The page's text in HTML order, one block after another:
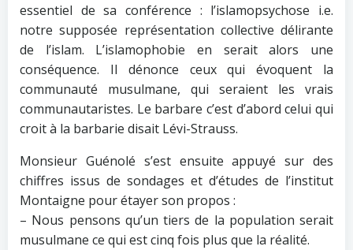
essentiel de sa conférence : l’islamopsychose i.e.
notre supposée représentation collective délirante
de l’islam. L’islamophobie en serait alors une
conséquence. Il dénonce ceux qui évoquent la
communauté musulmane, qui seraient les vrais
communautaristes. Le barbare c’est d’abord celui qui
croit à la barbarie disait Lévi-Strauss.
Monsieur Guénolé s’est ensuite appuyé sur des
chiffres issus de sondages et d’études de l’institut
Montaigne pour étayer son propos :
– Nous pensons qu’un tiers de la population serait
musulmane ce qui est cinq fois plus que la réalité.